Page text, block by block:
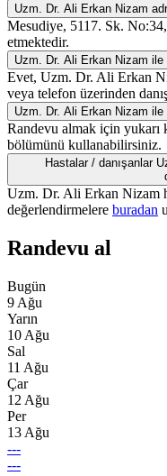
Uzm. Dr. Ali Erkan Nizam
Mesudiye, 5117. Sk.
etmektedir.
Uzm. Dr. Ali Erkan Nizam
Evet, Uzm. Dr. Ali Erkan
veya telefon üzerinden
Uzm. Dr. Ali Erkan Nizam ile
Randevu almak için yukarı
bölümünü kullanabilirsiniz.
Hastalar / danışanlar
Uzm. Dr. Ali Erkan Nizam
değerlendirmelere buradan
Randevu al
Bugün
9 Ağu
Yarın
10 Ağu
Sal
11 Ağu
Çar
12 Ağu
Per
13 Ağu
---
---